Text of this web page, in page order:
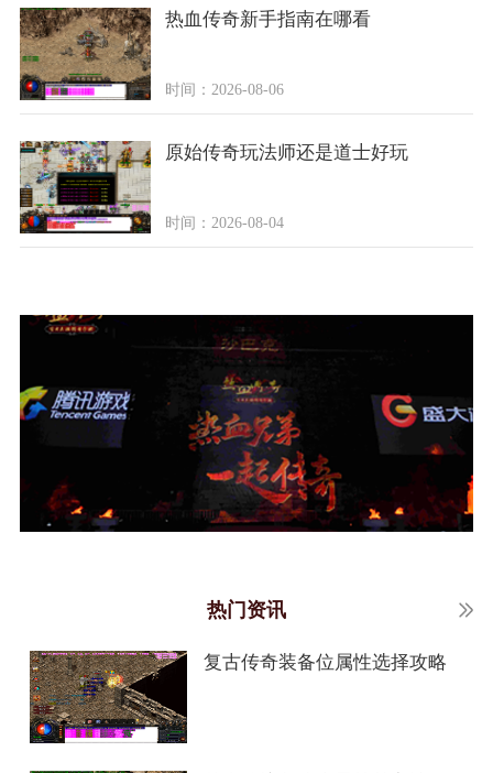
热血传奇新手指南在哪看
时间：2026-08-06
原始传奇玩法师还是道士好玩
时间：2026-08-04
热门资讯
复古传奇装备位属性选择攻略